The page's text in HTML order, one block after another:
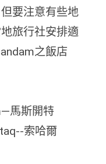
要注意有些地
旅行社安排適
之飯店
馬斯開特
索哈爾